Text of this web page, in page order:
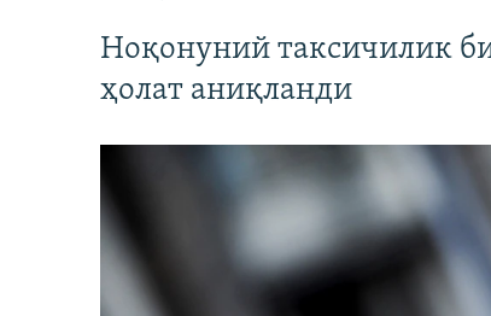
Ноқонуний таксичилик
ҳолат аниқланди